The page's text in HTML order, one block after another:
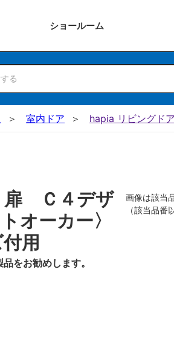
ショールーム
室内ドア hapia リビングド
Ｃ４デザ
ーカー〉
用
をお勧めします。
画像は該当
（該当品番